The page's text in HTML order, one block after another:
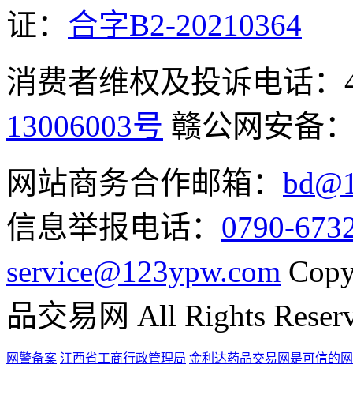
证： 合字B2-20210364
消费者维权及投诉电话：
13006003号 赣公网安备
网站商务合作邮箱：
信息举报电话： 0790-
service@123ypw.com
品交易网 All Rights
网警备案 江西省工商行政管理局 金利达药品交易网是可信的